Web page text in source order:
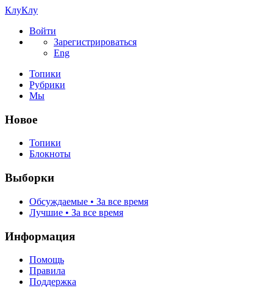
КлуКлу
Войти
Зарегистрироваться
Eng
Топики
Рубрики
Мы
Новое
Топики
Блокноты
Выборки
Обсуждаемые • За все время
Лучшие • За все время
Информация
Помощь
Правила
Поддержка